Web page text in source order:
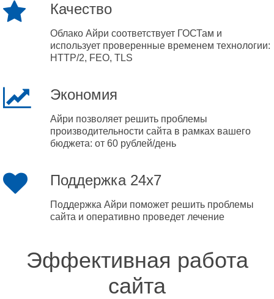
Качество
Облако Айри соответствует ГОСТам и
использует проверенные временем технологии:
HTTP/2, FEO, TLS
Экономия
Айри позволяет решить проблемы
производительности сайта в рамках вашего
бюджета: от 60 рублей/день
Поддержка 24x7
Поддержка Айри поможет решить проблемы
сайта и оперативно проведет лечение
Эффективная работа
сайта